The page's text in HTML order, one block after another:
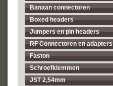
Banaan connectoren
Boxed headers
Jumpers en pin headers
RF Connectoren en adapters
Faston
Schroefklemmen
JST 2,54mm